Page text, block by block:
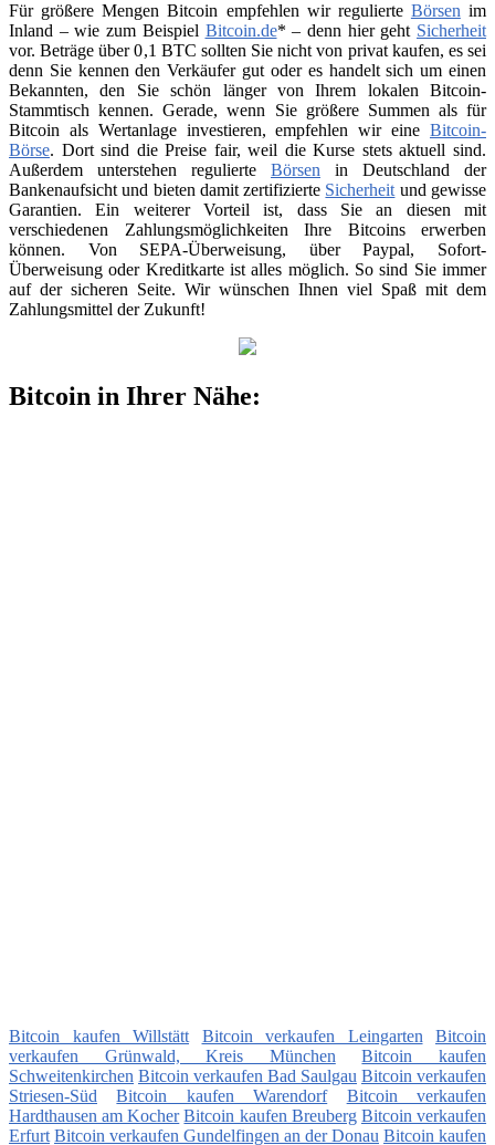
Für größere Mengen Bitcoin empfehlen wir regulierte Börsen im
Inland – wie zum Beispiel Bitcoin.de* – denn hier geht Sicherheit
vor. Beträge über 0,1 BTC sollten Sie nicht von privat kaufen, es sei
denn Sie kennen den Verkäufer gut oder es handelt sich um einen
Bekannten, den Sie schön länger von Ihrem lokalen Bitcoin-
Stammtisch kennen. Gerade, wenn Sie größere Summen als für
Bitcoin als Wertanlage investieren, empfehlen wir eine Bitcoin-
Börse. Dort sind die Preise fair, weil die Kurse stets aktuell sind.
Außerdem unterstehen regulierte Börsen in Deutschland der
Bankenaufsicht und bieten damit zertifizierte Sicherheit und gewisse
Garantien. Ein weiterer Vorteil ist, dass Sie an diesen mit
verschiedenen Zahlungsmöglichkeiten Ihre Bitcoins erwerben
können. Von SEPA-Überweisung, über Paypal, Sofort-
Überweisung oder Kreditkarte ist alles möglich. So sind Sie immer
auf der sicheren Seite. Wir wünschen Ihnen viel Spaß mit dem
Zahlungsmittel der Zukunft!
Bitcoin in Ihrer Nähe:
Bitcoin kaufen Willstätt Bitcoin verkaufen Leingarten
Bitcoin
verkaufen Grünwald, Kreis München
Bitcoin kaufen
Schweitenkirchen Bitcoin verkaufen Bad Saulgau Bitcoin verkaufen
Striesen-Süd
Bitcoin kaufen Warendorf
Bitcoin verkaufen
Hardthausen am Kocher Bitcoin kaufen Breuberg Bitcoin verkaufen
Erfurt Bitcoin verkaufen Gundelfingen an der Donau Bitcoin kaufen